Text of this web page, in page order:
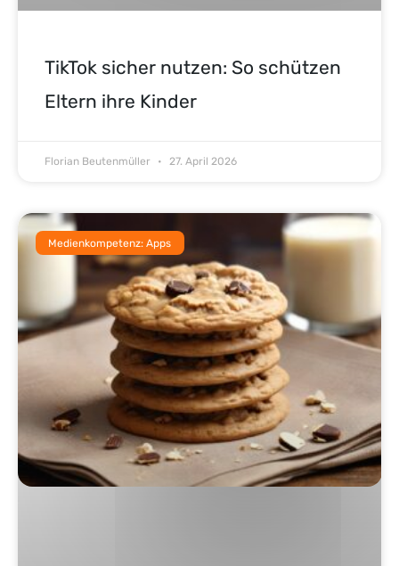
TikTok sicher nutzen: So schützen
Eltern ihre Kinder
Florian Beutenmüller 27. April 2026
Medienkompetenz: Apps